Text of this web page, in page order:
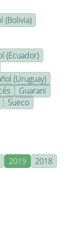
(Bolivia)
(Ecuador)
(Uruguay)
Guarani
Sueco
2019
2018